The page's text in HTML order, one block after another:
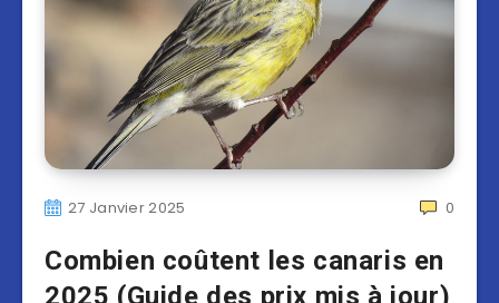
27 Janvier 2025 0
Combien coûtent les canaris en
2025 (Guide des prix mis à jour)